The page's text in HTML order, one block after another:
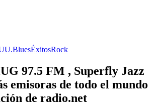
BluesÉxitosRock
97.5 FM , Superfly Jazz
emisoras de todo el mundo
de radio.net